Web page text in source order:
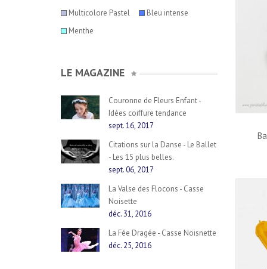
Multicolore Pastel
Bleu intense
Menthe
LE MAGAZINE
Couronne de Fleurs Enfant -
Idées coiffure tendance
sept. 16, 2017
Citations sur la Danse - Le Ballet
- Les 15 plus belles.
sept. 06, 2017
La Valse des Flocons - Casse
Noisette
déc. 31, 2016
La Fée Dragée - Casse Noisnette
déc. 25, 2016